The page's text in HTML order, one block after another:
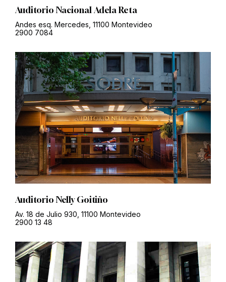
Auditorio Nacional Adela Reta
Andes esq. Mercedes, 11100 Montevideo
2900 7084
Auditorio Nelly Goitiño
Av. 18 de Julio 930, 11100 Montevideo
2900 13 48